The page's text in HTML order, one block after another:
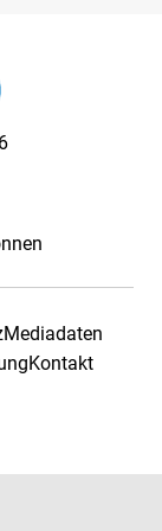
Mediadaten
Kontakt